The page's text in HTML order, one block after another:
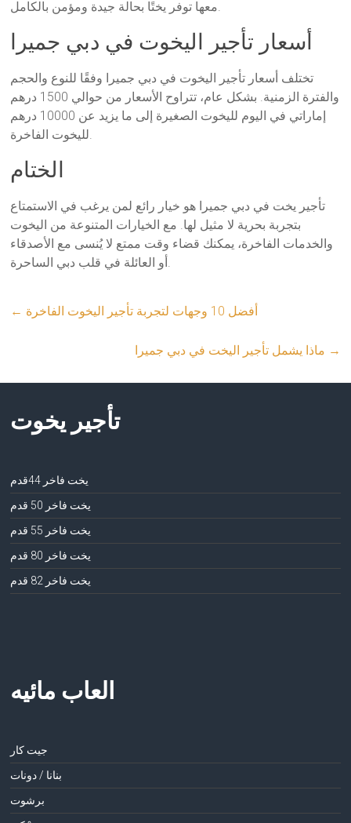
معها توفر يختًا بحالة جيدة ومؤمن بالكامل.
أسعار تأجير اليخوت في دبي جميرا
تختلف أسعار تأجير اليخوت في دبي جميرا وفقًا للنوع والحجم
والفترة الزمنية. بشكل عام، تتراوح الأسعار من حوالي 1500 درهم
إماراتي في اليوم لليخوت الصغيرة إلى ما يزيد عن 10000 درهم
لليخوت الفاخرة.
الختام
تأجير يخت في دبي جميرا هو خيار رائع لمن يرغب في الاستمتاع
بتجربة بحرية لا مثيل لها. مع الخيارات المتنوعة من اليخوت
والخدمات الفاخرة، يمكنك قضاء وقت ممتع لا يُنسى مع الأصدقاء
أو العائلة في قلب دبي الساحرة.
← أفضل 10 وجهات لتجربة تأجير اليخوت الفاخرة
→
تأجير يخوت
يخت فاخر 44قدم
يخت فاخر 50 قدم
يخت فاخر 55 قدم
يخت فاخر 80 قدم
يخت فاخر 82 قدم
العاب مائيه
جيت كار
بنانا / دونات
برشوت